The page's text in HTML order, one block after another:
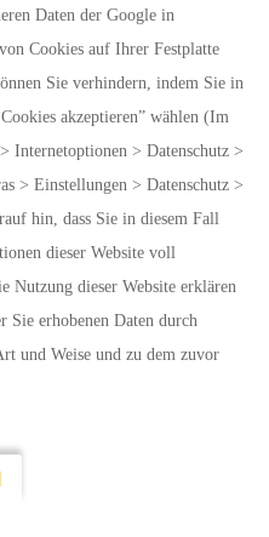
Daten der Google in
Cookies auf Ihrer Festplatte
Sie verhindern, indem Sie in
akzeptieren” wählen (Im
Internetoptionen > Datenschutz >
> Einstellungen > Datenschutz >
hin, dass Sie in diesem Fall
dieser Website voll
Nutzung dieser Website erklären
Sie erhobenen Daten durch
und Weise und zu dem zuvor